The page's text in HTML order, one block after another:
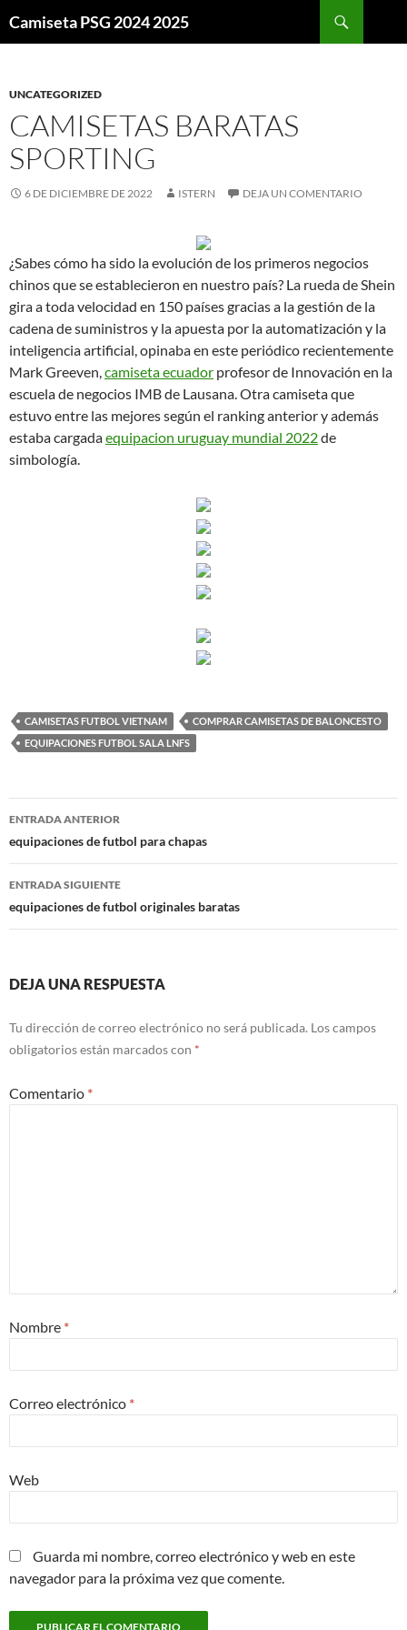
Camiseta PSG 2024 2025
UNCATEGORIZED
CAMISETAS BARATAS
SPORTING
6 DE DICIEMBRE DE 2022 ISTERN DEJA UN COMENTARIO
¿Sabes cómo ha sido la evolución de los primeros negocios
chinos que se establecieron en nuestro país? La rueda de Shein
gira a toda velocidad en 150 países gracias a la gestión de la
cadena de suministros y la apuesta por la automatización y la
inteligencia artificial, opinaba en este periódico recientemente
Mark Greeven,camiseta ecuador profesor de Innovación en la
escuela de negocios IMB de Lausana. Otra camiseta que
estuvo entre las mejores según el ranking anterior y además
estaba cargadaequipacion uruguay mundial 2022de
simbología.
CAMISETAS FUTBOL VIETNAM
COMPRAR CAMISETAS DE BALONCESTO
EQUIPACIONES FUTBOL SALA LNFS
Navegación
de
entradas
ENTRADA ANTERIOR
equipaciones de futbol para chapas
ENTRADA SIGUIENTE
equipaciones de futbol originales baratas
DEJA UNA RESPUESTA
Tu dirección de correo electrónico no será publicada. Los campos
obligatorios están marcados con *
Comentario *
Nombre *
Correo electrónico *
Web
Guarda mi nombre, correo electrónico y web en este
navegador para la próxima vez que comente.